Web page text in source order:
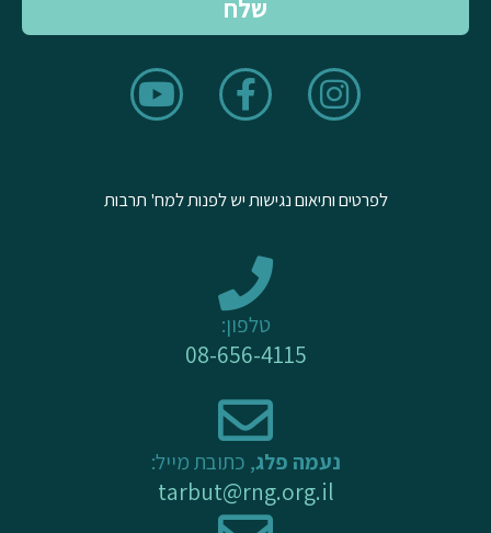
שלח
I
n
s
g
F
a
c
o
k
-
f
Y
o
u
b
לפרטים ותיאום נגישות יש לפנות למח' תרבות
טלפון:
08-656-4115
נעמה פלג, כתובת מייל:
tarbut@rng.org.il